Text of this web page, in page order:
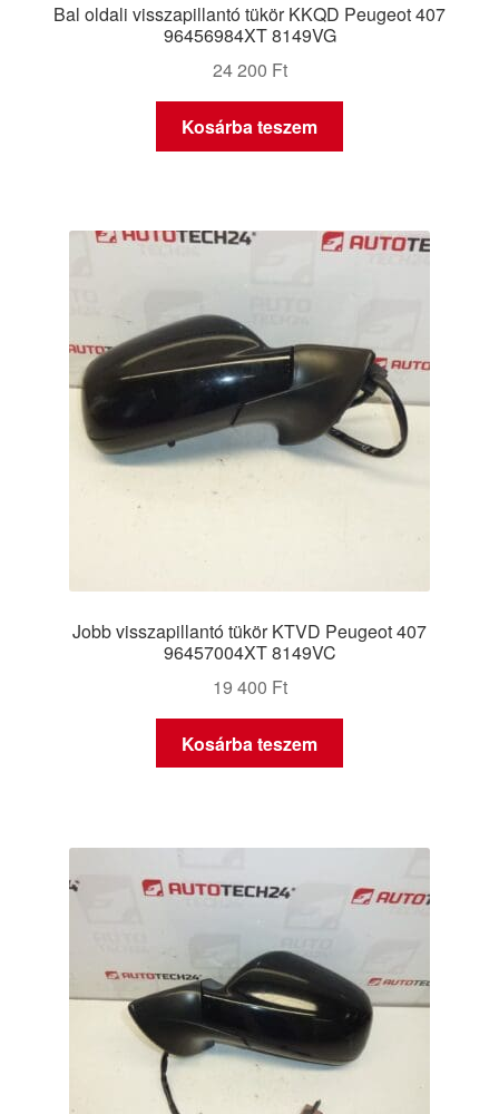
Bal oldali visszapillantó tükör KKQD Peugeot 407
96456984XT 8149VG
24 200 Ft
Kosárba teszem
Jobb visszapillantó tükör KTVD Peugeot 407
96457004XT 8149VC
19 400 Ft
Kosárba teszem